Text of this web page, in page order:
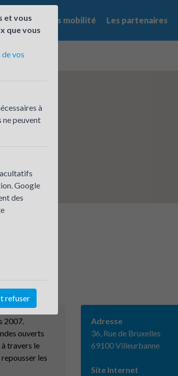
? Les offres mobilité Les partenaires
2007.
ouverts
travers le
les
Adresse
36, Rue de Bruxelles
69100 Villeurbanne
Site Internet
et vous
que vous
vos
à
ne peuvent
Google
des
refuser